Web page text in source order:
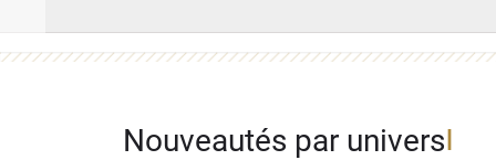
Nouveautés par univers